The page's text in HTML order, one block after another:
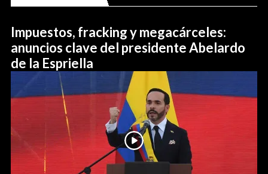
Impuestos, fracking y megacárceles:
anuncios clave del presidente Abelardo
de la Espriella